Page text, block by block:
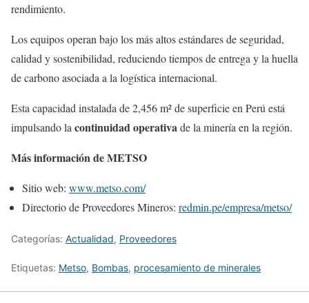
rendimiento.
Los equipos operan bajo los más altos estándares de seguridad,
calidad y sostenibilidad, reduciendo tiempos de entrega y la huella
de carbono asociada a la logística internacional.
Esta capacidad instalada de 2,456 m² de superficie en Perú está
impulsando la continuidad operativade la minería en la región.
Más información de METSO
Sitio web: www.metso.com/
Directorio de Proveedores Mineros: redmin.pe/empresa/metso/
Categorías: Actualidad, Proveedores
Etiquetas: Metso, Bombas, procesamiento de minerales